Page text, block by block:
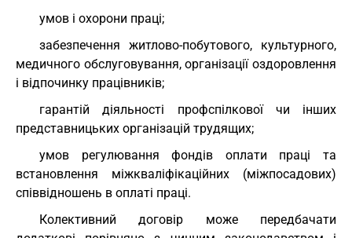
умов і охорони праці;
забезпечення житлово-побутового, культурного,
медичного обслуговування, організації оздоровлення
і відпочинку працівників;
гарантій діяльності профспілкової чи інших
представницьких організацій трудящих;
умов регулювання фондів оплати праці та
встановлення міжкваліфікаційних (міжпосадових)
співвідношень в оплаті праці.
Колективний договір може передбачати